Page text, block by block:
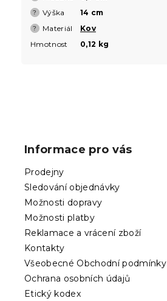
? Výška 14 cm
? Materiál
Kov
Hmotnost
0,12 kg
Informace pro vás
Prodejny
Sledování objednávky
Možnosti dopravy
Možnosti platby
Reklamace a vrácení zboží
Kontakty
Všeobecné Obchodní podmínky
Ochrana osobních údajů
Etický kodex